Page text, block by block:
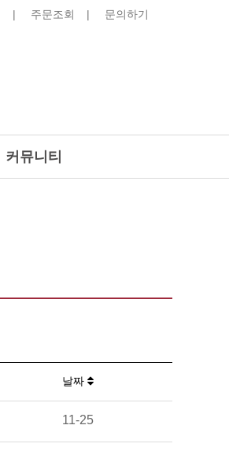
주문조회 문의하기
커뮤니티
날짜
11-25